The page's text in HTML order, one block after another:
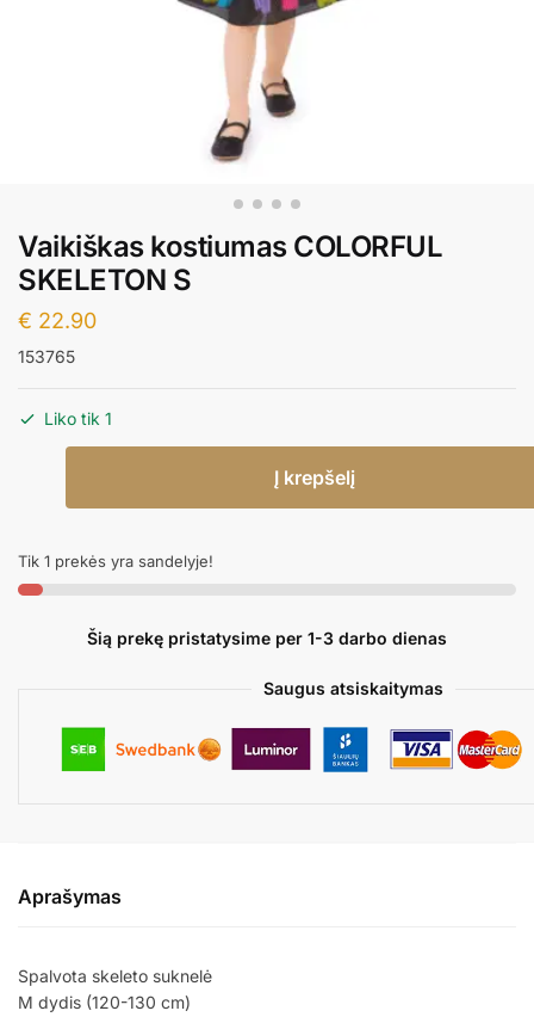
Vaikiškas kostiumas COLORFUL
SKELETON S
€ 22.90
153765
Liko tik 1
Vaikiškas
COLORFUL
SKELETON
Į krepšelį
Tik 1 prekės yra sandelyje!
Šią prekę pristatysime per 1-3 darbo dienas
Saugus atsiskaitymas
Aprašymas
Spalvota skeleto suknelė
M dydis (120-130 cm)